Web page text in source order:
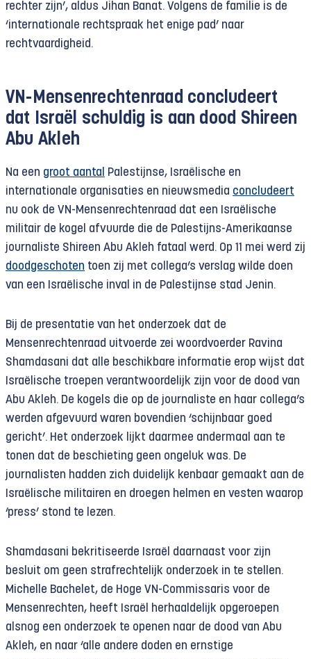
rechter zijn’, aldus Jihan Banat. Volgens de familie is de
‘internationale rechtspraak het enige pad’ naar
rechtvaardigheid.
VN-Mensenrechtenraad concludeert
dat Israël schuldig is aan dood Shireen
Abu Akleh
Na een groot aantal Palestijnse, Israëlische en
internationale organisaties en nieuwsmedia concludeert
nu ook de VN-Mensenrechtenraad dat een Israëlische
militair de kogel afvuurde die de Palestijns-Amerikaanse
journaliste Shireen Abu Akleh fataal werd. Op 11 mei werd zij
doodgeschoten toen zij met collega’s verslag wilde doen
van een Israëlische inval in de Palestijnse stad Jenin.
Bij de presentatie van het onderzoek dat de
Mensenrechtenraad uitvoerde zei woordvoerder Ravina
Shamdasani dat alle beschikbare informatie erop wijst dat
Israëlische troepen verantwoordelijk zijn voor de dood van
Abu Akleh. De kogels die op de journaliste en haar collega’s
werden afgevuurd waren bovendien ‘schijnbaar goed
gericht’. Het onderzoek lijkt daarmee andermaal aan te
tonen dat de beschieting geen ongeluk was. De
journalisten hadden zich duidelijk kenbaar gemaakt aan de
Israëlische militairen en droegen helmen en vesten waarop
‘press’ stond te lezen.
Shamdasani bekritiseerde Israël daarnaast voor zijn
besluit om geen strafrechtelijk onderzoek in te stellen.
Michelle Bachelet, de Hoge VN-Commissaris voor de
Mensenrechten, heeft Israël herhaaldelijk opgeroepen
alsnog een onderzoek te openen naar de dood van Abu
Akleh, en naar ‘alle andere doden en ernstige